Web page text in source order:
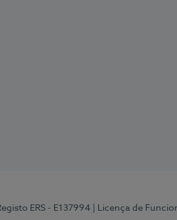
ERS - E137994
| Licença de